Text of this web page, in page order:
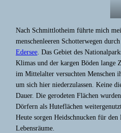
Nach Schmittlotheim führte mich
menschenleeren Schotterwegen
Edersee. Das Gebiet des
Klimas und der kargen Böden lange
im Mittelalter versuchten Menschen
um sich hier niederzulassen. Keine
Dauer. Die gerodeten Flächen
Dörfern als Huteflächen
Heute sorgen Heidschnucken für
Lebensräume.